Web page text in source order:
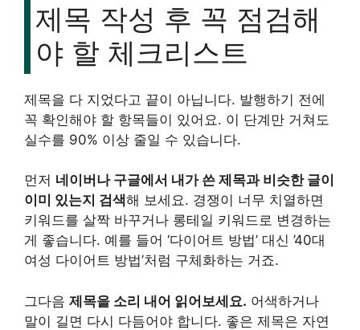
제목 작성 후 꼭 점검해
야 할 체크리스트
제목을 다 지었다고 끝이 아닙니다. 발행하기 전에
꼭 확인해야 할 항목들이 있어요. 이 단계만 거쳐도
실수를 90% 이상 줄일 수 있습니다.
먼저 네이버나 구글에서 내가 쓴 제목과 비슷한 글이
이미 있는지 검색해 보세요. 경쟁이 너무 치열하면
키워드를 살짝 바꾸거나 롱테일 키워드로 변경하는
게 좋습니다. 예를 들어 ‘다이어트 방법’ 대신 ’40대
여성 다이어트 방법’처럼 구체화하는 거죠.
그다음 제목을 소리 내어 읽어보세요. 어색하거나
말이 길면 다시 다듬어야 합니다. 좋은 제목은 자연